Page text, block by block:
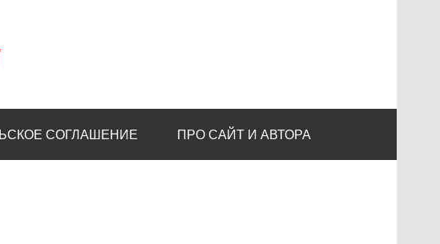
СОГЛАШЕНИЕ ПРО САЙТ И АВТОРА